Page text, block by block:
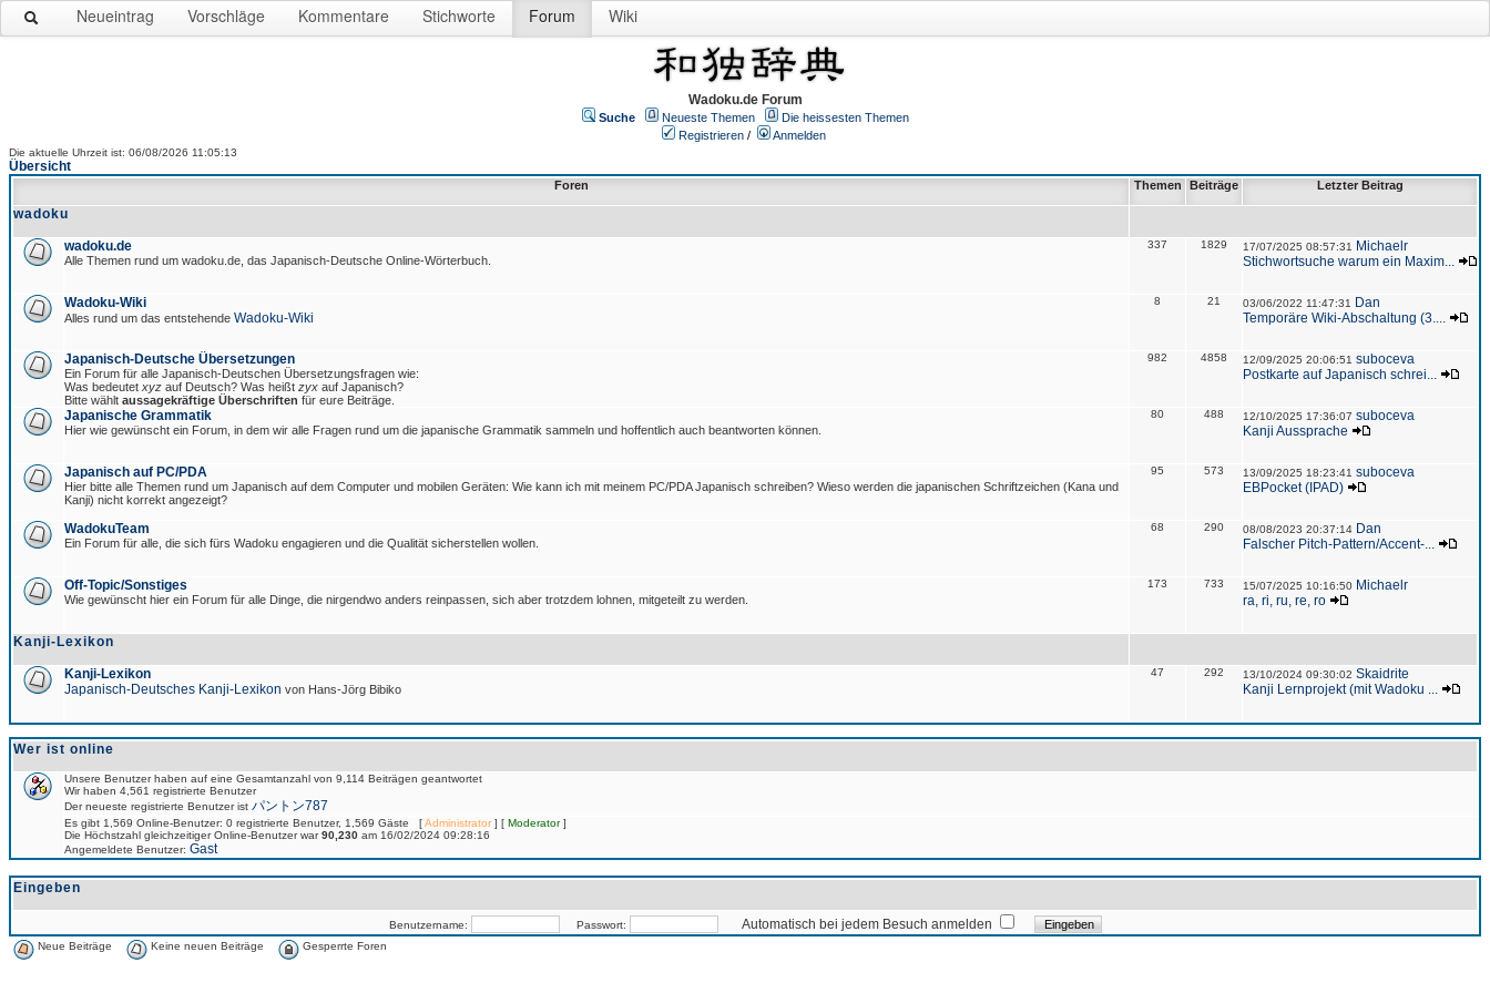
Neueintrag Vorschläge Kommentare Stichworte Forum Wiki
Wadoku.de Forum
Suche Neueste Themen
Die heissesten Themen
Registrieren / Anmelden
Die aktuelle Uhrzeit ist: 06/08/2026 11:05:13
Übersicht
Foren Themen Beiträge Letzter Beitrag
wadoku
wadoku.de
Alle Themen rund um wadoku.de, das Japanisch-Deutsche Online-Wörterbuch.
337 1829 17/07/2025 08:57:31
Michaelr
Stichwortsuche warum ein Maxim...
Wadoku-Wiki
Alles rund um das entstehende Wadoku-Wiki
8 21 03/06/2022 11:47:31
Dan
Temporäre Wiki-Abschaltung (3....
Japanisch-Deutsche Übersetzungen
Ein Forum für alle Japanisch-Deutschen Übersetzungsfragen wie:
Was bedeutet xyz auf Deutsch? Was heißt zyx auf Japanisch?
Bitte wählt aussagekräftige Überschriften für eure Beiträge.
982 4858 12/09/2025 20:06:51 suboceva
Postkarte auf Japanisch schrei...
Japanische Grammatik
Hier wie gewünscht ein Forum, in dem wir alle Fragen rund um die japanische Grammatik sammeln und hoffentlich auch beantworten können.
80 488 12/10/2025 17:36:07 suboceva
Kanji Aussprache
Japanisch auf PC/PDA
Hier bitte alle Themen rund um Japanisch auf dem Computer und mobilen Geräten: Wie kann ich mit meinem PC/PDA Japanisch schreiben? Wieso werden die japanischen Schriftzeichen (Kana und
Kanji) nicht korrekt angezeigt?
95 573 13/09/2025 18:23:41 suboceva
EBPocket (IPAD)
WadokuTeam
Ein Forum für alle, die sich fürs Wadoku engagieren und die Qualität sicherstellen wollen.
68 290 08/08/2023 20:37:14 Dan
Falscher Pitch-Pattern/Accent-...
Off-Topic/Sonstiges
Wie gewünscht hier ein Forum für alle Dinge, die nirgendwo anders reinpassen, sich aber trotzdem lohnen, mitgeteilt zu werden.
173 733 15/07/2025 10:16:50 Michaelr
ra, ri, ru, re, ro
Kanji-Lexikon
Kanji-Lexikon
Japanisch-Deutsches Kanji-Lexikon von Hans-Jörg Bibiko
47 292 13/10/2024 09:30:02 Skaidrite
Kanji Lernprojekt (mit Wadoku ...
Wer ist online
Unsere Benutzer haben auf eine Gesamtanzahl von 9,114 Beiträgen geantwortet
Wir haben 4,561 registrierte Benutzer
Der neueste registrierte Benutzer ist パントン787
Es gibt 1,569 Online-Benutzer: 0 registrierte Benutzer, 1,569 Gäste [Administrator] [ Moderator]
Die Höchstzahl gleichzeitiger Online-Benutzer war90,230 am 16/02/2024 09:28:16
Angemeldete Benutzer: Gast
Eingeben
Benutzername: Passwort: Automatisch bei jedem Besuch anmelden
Neue Beiträge Keine neuen Beiträge Gesperrte Foren